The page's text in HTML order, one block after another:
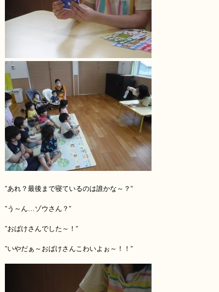
”あれ？最後まで寝ているのは誰かな～？”
”う～ん…ゾウさん？”
”おばけさんでした～！”
”いやだぁ～おばけさんこわいよぉ～！！”